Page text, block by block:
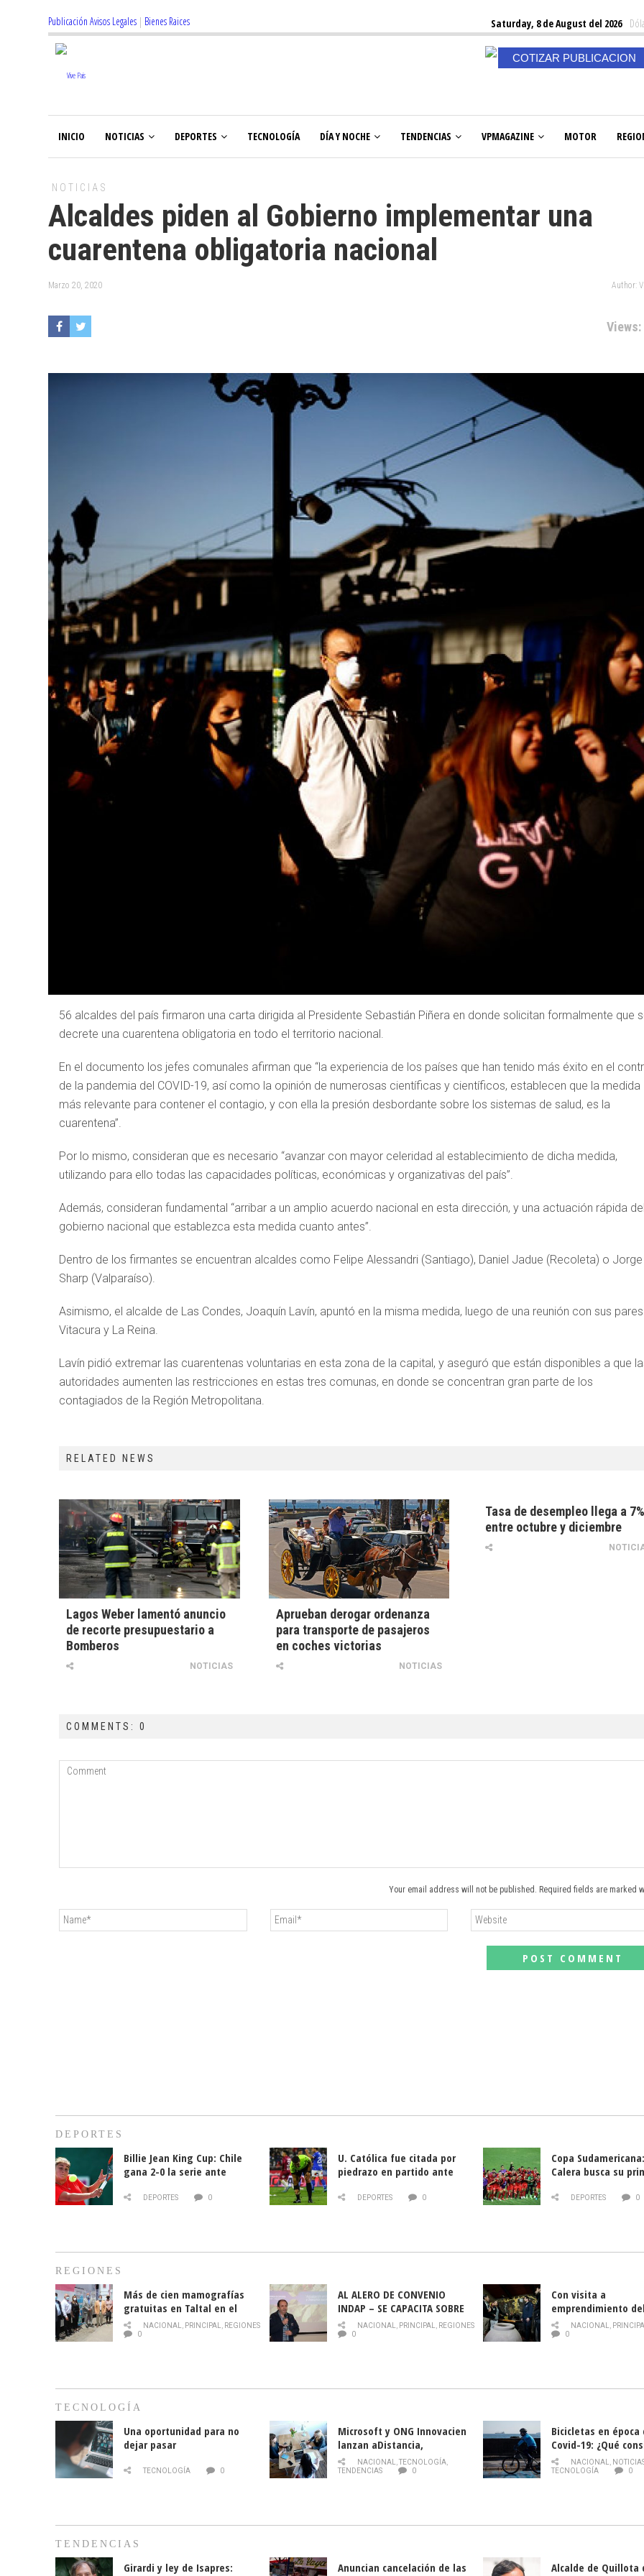
Publicación Avisos Legales | Bienes Raices Saturday, 8 de August del 2026
COTIZAR PUBLICACION
INICIO NOTICIAS DEPORTES TECNOLOGÍA DÍA Y NOCHE TENDENCIAS VPMAGAZINE MOTOR
NOTICIAS
Alcaldes piden al Gobierno implementar una
cuarentena obligatoria nacional
Marzo 20, 2020 Author:
Views:
56 alcaldes del país firmaron una carta dirigida al Presidente Sebastián Piñera en donde solicitan formalmente que
decrete una cuarentena obligatoria en todo el territorio nacional.
En el documento los jefes comunales afirman que “la experiencia de los países que han tenido más éxito en el
de la pandemia del COVID-19, así como la opinión de numerosas científicas y científicos, establecen que la medida
más relevante para contener el contagio, y con ella la presión desbordante sobre los sistemas de salud, es la
cuarentena”.
Por lo mismo, consideran que es necesario “avanzar con mayor celeridad al establecimiento de dicha medida,
utilizando para ello todas las capacidades políticas, económicas y organizativas del país”.
Además, consideran fundamental “arribar a un amplio acuerdo nacional en esta dirección, y una actuación rápida del
gobierno nacional que establezca esta medida cuanto antes”.
Dentro de los firmantes se encuentran alcaldes como Felipe Alessandri (Santiago), Daniel Jadue (Recoleta) o Jorge
Sharp (Valparaíso).
Asimismo, el alcalde de Las Condes, Joaquín Lavín, apuntó en la misma medida, luego de una reunión con sus
Vitacura y La Reina.
Lavín pidió extremar las cuarentenas voluntarias en esta zona de la capital, y aseguró que están disponibles a que
autoridades aumenten las restricciones en estas tres comunas, en donde se concentran gran parte de los
contagiados de la Región Metropolitana.
RELATED NEWS
Lagos Weber lamentó anuncio
de recorte presupuestario a
Bomberos
NOTICIAS
Aprueban derogar ordenanza
para transporte de pasajeros
en coches victorias
NOTICIAS
Tasa de desempleo llega a 7%
entre octubre y diciembre
COMMENTS: 0
Your email address will not be published. Required fields are marked
DEPORTES
Billie Jean King Cup: Chile
gana 2-0 la serie ante
DEPORTES 0
U. Católica fue citada por
piedrazo en partido ante
DEPORTES 0
Copa
Calera busca su
DEPORTES 0
REGIONES
Más de cien mamografías
gratuitas en Taltal en el
mes de la prevención del
cáncer de mama
NACIONAL, PRINCIPAL, REGIONES
0
AL ALERO DE CONVENIO
INDAP – SE CAPACITA SOBRE
PLAGA DROSOPHILA SUZUKII
NACIONAL, PRINCIPAL, REGIONES
0
Con visita a
emprendimiento
y llamado al
historia campesina
NACIONAL,
0
TECNOLOGÍA
Una oportunidad para no
dejar pasar
TECNOLOGÍA 0
Microsoft y ONG Innovacien
lanzan aDistancia,
plataforma con cursos
gratuitos online sobre
NACIONAL,TECNOLOGÍA,
TENDENCIAS
0
Bicicletas en época
Covid-19: ¿Qué
momento de
NACIONAL,
TECNOLOGÍA
0
TENDENCIAS
Girardi y ley de Isapres:
Anuncian cancelación de las
Alcalde de Quillota